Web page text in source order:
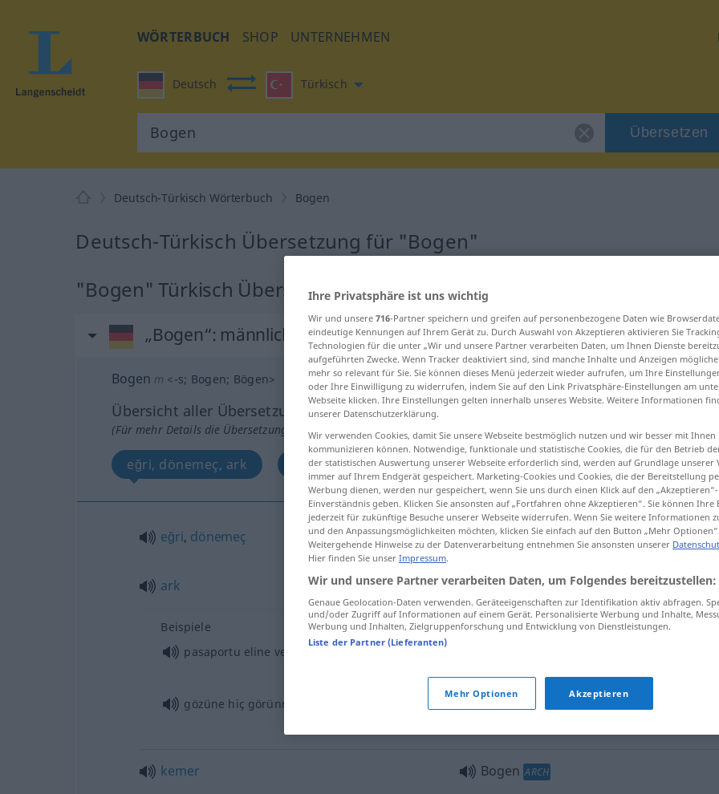
WÖRTERBUCH SHOP UNTERNEHMEN
Deutsch Türkisch
Übersetzen
Deutsch-Türkisch Wörterbuch Bogen
Deutsch-Türkisch Übersetzung für "Bogen"
"Bogen" Türkisch Übersetzung
„Bogen“: männlich
Bogen m <-s; Bogen; Bögen>
Übersicht aller Übersetzungen
(Für mehr Details die Übersetzung anklicken/antippen)
eğri, dönemeç, ark kemer yay yaprak
eğri, dönemeç Bogen
ark Bogen ELEK
Beispiele
pasaportu eline verilmek
gözüne hiç görünmemek einen großen Bogen
kemer Bogen ARCH
Ihre Privatsphäre ist uns wichtig
Wir und unsere 716-Partner speichern und greifen auf personenbezogene Daten wie
eindeutige Kennungen auf Ihrem Gerät zu. Durch Auswahl von Akzeptieren aktivieren Sie
Technologien für die unter „Wir und unsere Partner verarbeiten Daten, um Ihnen Dienste
aufgeführten Zwecke. Wenn Tracker deaktiviert sind, sind manche Inhalte und Anzeigen
mehr so relevant für Sie. Sie können dieses Menü jederzeit wieder aufrufen, um Ihre
oder Ihre Einwilligung zu widerrufen, indem Sie auf den Link Privatsphäre-Einstellungen am
Webseite klicken. Ihre Einstellungen gelten innerhalb unseres Website. Weitere Informationen
unserer Datenschutzerklärung.
Wir verwenden Cookies, damit Sie unsere Webseite bestmöglich nutzen und wir besser mit Ihnen
kommunizieren können. Notwendige, funktionale und statistische Cookies, die für den Betrieb
der statistischen Auswertung unserer Webseite erforderlich sind, werden auf Grundlage unserer
immer auf Ihrem Endgerät gespeichert. Marketing-Cookies und Cookies, die der Bereitstellung
Werbung dienen, werden nur gespeichert, wenn Sie uns durch einen Klick auf den
Einverständnis geben. Klicken Sie ansonsten auf „Fortfahren ohne Akzeptieren“. Sie können Ihre
jederzeit für zukünftige Besuche unserer Webseite widerrufen. Wenn Sie weitere Informationen
und den Anpassungsmöglichkeiten möchten, klicken Sie einfach auf den Button „Mehr Optionen“.
Weitergehende Hinweise zu der Datenverarbeitung entnehmen Sie ansonsten unserer
Hier finden Sie unser Impressum.
Wir und unsere Partner verarbeiten Daten, um Folgendes bereitzustellen:
Genaue Geolocation-Daten verwenden. Geräteeigenschaften zur Identifikation aktiv abfragen.
und/oder Zugriff auf Informationen auf einem Gerät. Personalisierte Werbung und Inhalte,
Werbung und Inhalten, Zielgruppenforschung und Entwicklung von Dienstleistungen.
Liste der Partner (Lieferanten)
Mehr Optionen Akzeptieren